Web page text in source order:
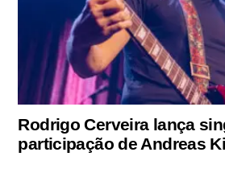
Rodrigo Cerveira lança
participação de Andreas